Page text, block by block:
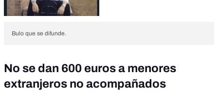
Bulo que se difunde.
No se dan 600 euros a menores
extranjeros no acompañados